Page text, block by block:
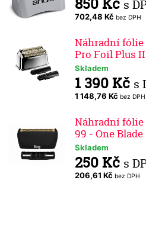
s
702,48 Kč bez DPH
Náhradní fólie
Pro Foil Plus
Skladem
1 390 Kč s
1 148,76 Kč bez DPH
Náhradní fólie
99 - One
Skladem
250 Kč s
206,61 Kč bez DPH